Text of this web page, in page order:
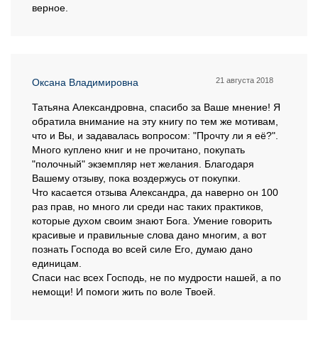
верное.
Оксана Владимировна 21 августа 2018
Татьяна Александровна, спасибо за Ваше мнение! Я
обратила внимание на эту книгу по тем же мотивам,
что и Вы, и задавалась вопросом: "Прочту ли я её?".
Много куплено книг и не прочитано, покупать
"полочный" экземпляр нет желания. Благодаря
Вашему отзыву, пока воздержусь от покупки.
Что касается отзыва Александра, да наверно он 100
раз прав, но много ли среди нас таких практиков,
которые духом своим знают Бога. Умение говорить
красивые и правильные слова дано многим, а вот
познать Господа во всей силе Его, думаю дано
единицам.
Спаси нас всех Господь, не по мудрости нашей, а по
немощи! И помоги жить по воле Твоей.